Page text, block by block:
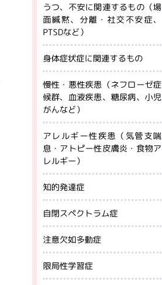
うつ、不安に関連するもの（場
面緘黙、分離・社交不安症、
PTSDなど）
身体症状症に関連するもの
慢性・悪性疾患（ネフローゼ症
候群、血液疾患、糖尿病、小児
がんなど）
アレルギー性疾患（気管支喘
息・アトピー性皮膚炎・食物ア
レルギー）
知的発達症
自閉スペクトラム症
注意欠如多動症
限局性学習症